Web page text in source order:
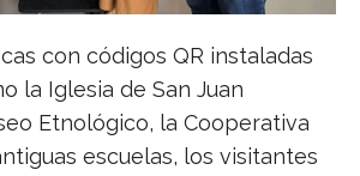
con códigos QR instaladas
la Iglesia de San Juan
Etnológico, la Cooperativa
escuelas, los visitantes